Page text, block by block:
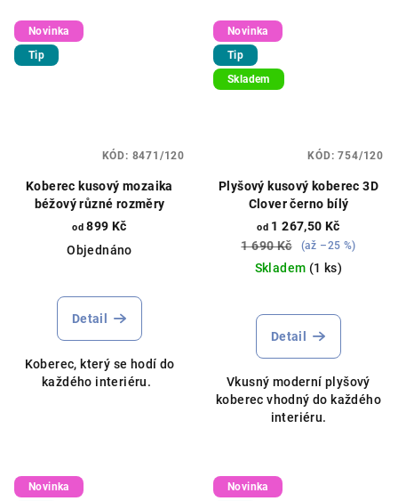
Novinka
Tip
Koberec kusový mozaika
béžový různé rozměry
od 899 Kč
Objednáno
Detail
Koberec, který se hodí do
každého interiéru.
KÓD: 8471/120
Novinka
Tip
Skladem
Plyšový kusový koberec 3D
Clover černo bílý
od 1 267,50 Kč
1 690 Kč
(až –25 %)
Skladem (1 ks)
Detail
Vkusný moderní plyšový
koberec vhodný do každého
interiéru.
KÓD:754/120
Novinka
Novinka